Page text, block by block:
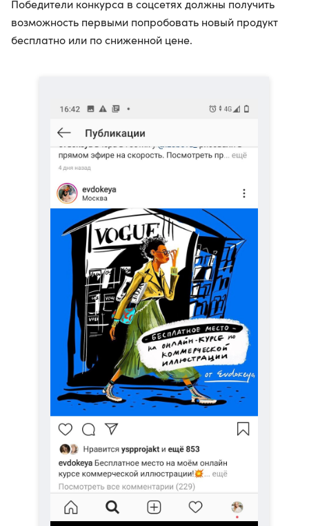
Победители конкурса в соцсетях должны получить
возможность первыми попробовать новый продукт
бесплатно или по сниженной цене.